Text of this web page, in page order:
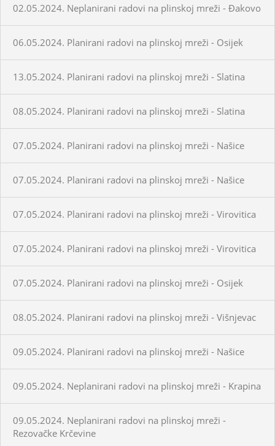
02.05.2024. Neplanirani radovi na plinskoj mreži - Đakovo
06.05.2024. Planirani radovi na plinskoj mreži - Osijek
13.05.2024. Planirani radovi na plinskoj mreži - Slatina
08.05.2024. Planirani radovi na plinskoj mreži - Slatina
07.05.2024. Planirani radovi na plinskoj mreži - Našice
07.05.2024. Planirani radovi na plinskoj mreži - Našice
07.05.2024. Planirani radovi na plinskoj mreži - Virovitica
07.05.2024. Planirani radovi na plinskoj mreži - Virovitica
07.05.2024. Planirani radovi na plinskoj mreži - Osijek
08.05.2024. Planirani radovi na plinskoj mreži - Višnjevac
09.05.2024. Planirani radovi na plinskoj mreži - Našice
09.05.2024. Neplanirani radovi na plinskoj mreži - Krapina
09.05.2024. Neplanirani radovi na plinskoj mreži -
Rezovačke Krčevine